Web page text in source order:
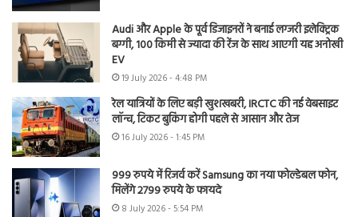
Audi और Apple के पूर्व डिजाइनरों ने बनाई लग्जरी इलेक्ट्रिक
बग्गी, 100 किमी से ज्यादा की रेंज के साथ आएगी यह अनोखी
EV
19 July 2026 - 4:48 PM
रेल यात्रियों के लिए बड़ी खुशखबरी, IRCTC की नई वेबसाइट
लॉन्च, टिकट बुकिंग होगी पहले से आसान और तेज
16 July 2026 - 1:45 PM
999 रुपये में रिजर्व करें Samsung का नया फोल्डेबल फोन,
मिलेंगे 2799 रुपये के फायदे
8 July 2026 - 5:54 PM